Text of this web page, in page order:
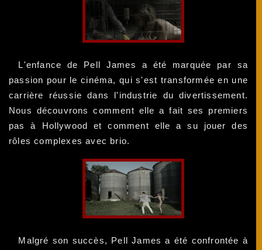
L'enfance de Pell James a été marquée par sa
passion pour le cinéma, qui s'est transformée en une
carrière réussie dans l'industrie du divertissement.
Nous découvrons comment elle a fait ses premiers
pas à Hollywood et comment elle a su jouer des
rôles complexes avec brio.
Malgré son succès, Pell James a été confrontée à